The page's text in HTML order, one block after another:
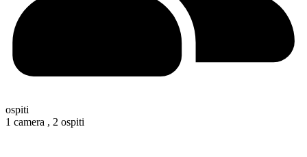
ospiti
1 camera , 2 ospiti